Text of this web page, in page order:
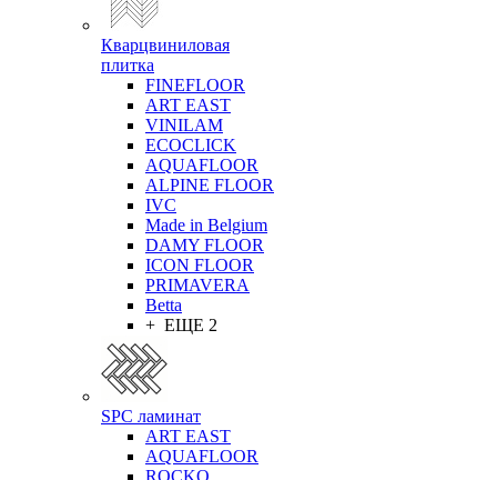
Кварцвиниловая
плитка
FINEFLOOR
ART EAST
VINILAM
ECOCLICK
AQUAFLOOR
ALPINE FLOOR
IVC
Made in Belgium
DAMY FLOOR
ICON FLOOR
PRIMAVERA
Betta
+ ЕЩЕ 2
SPC ламинат
ART EAST
AQUAFLOOR
ROCKO